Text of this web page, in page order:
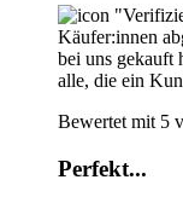
Käufer:innen
bei uns gekauft
alle, die ein
Bewertet mit 5
Perfekt...